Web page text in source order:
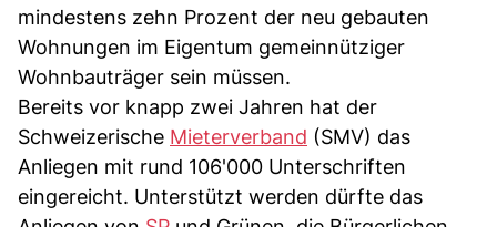
mindestens zehn Prozent der neu gebauten
Wohnungen im Eigentum gemeinnütziger
Wohnbauträger sein müssen.
Bereits vor knapp zwei Jahren hat der
Schweizerische Mieterverband (SMV) das
Anliegen mit rund 106'000 Unterschriften
eingereicht. Unterstützt werden dürfte das